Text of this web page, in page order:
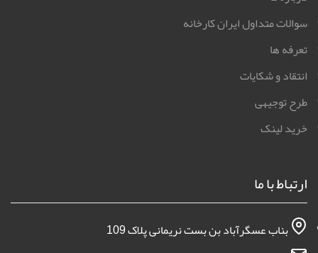
سوالات متداول ایران کارخانه
تعرفه ها
انتقاد و شکایات
طرح توجیهی
خرید لینک
ارتباط با ما
بناب عسگرآباد بن بست نریمانی پلاک 109